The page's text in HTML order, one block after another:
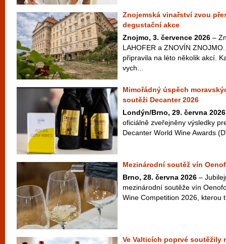
Znojemská vinařství zvou
degustační akce
Znojmo, 3. července 2026 –
LAHOFER a ZNOVÍN
připravila na léto několik akcí.
vych...
Mimořádný úspěch
soutěži Decanter 2026
Londýn/Brno, 29. června 2026
oficiálně zveřejněny výsledky
Decanter World Wine Awards
Mezinárodní soutěž vín
Brno, 28. června 2026 –
mezinárodní soutěže vín
Wine Competition 2026, kterou
Ve Valticích poprvé soutěžily